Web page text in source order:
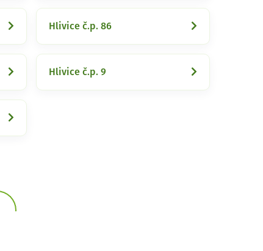
Hlivice č.p. 86
Hlivice č.p. 9